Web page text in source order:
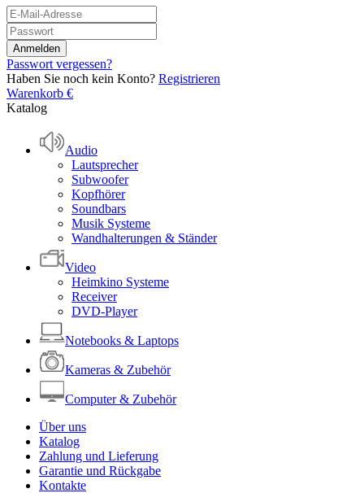
Passwort vergessen?
Haben Sie noch kein Konto? Registrieren
Warenkorb €
Katalog
Audio
Lautsprecher
Subwoofer
Kopfhörer
Soundbars
Musik Systeme
Wandhalterungen & Ständer
Video
Heimkino Systeme
Receiver
DVD-Player
Notebooks & Laptops
Kameras & Zubehör
Computer & Zubehör
Über uns
Katalog
Zahlung und Lieferung
Garantie und Rückgabe
Kontakte